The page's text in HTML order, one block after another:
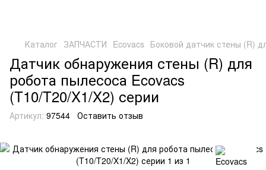
Каталог ЗАПЧАСТИ Ecovacs Боковой датчик стены (R)
Датчик обнаружения стены (R) для
робота пылесоса Ecovacs
(T10/T20/X1/X2) серии
Артикул: 97544 Оставить отзыв